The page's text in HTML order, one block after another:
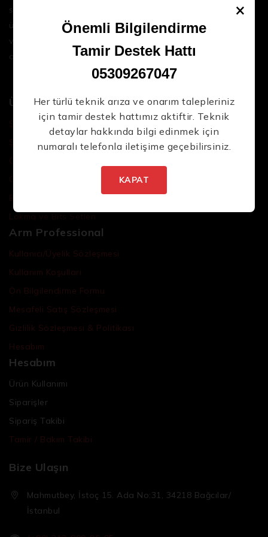
sektördeki en son teknolojileri ve yüksek kaliteli
ürünleri bir araya getirerek iş süreçlerinizi daha
verimli ve sorunsuz hale getirmenize yardımcı
oluyoruz.
Ürünler
Şarjlı El Aletleri
Şarjlı Led Lambalar
Özel Tasarım El Aletleri
Cırcır Kolları
Batarya ve Adaptörler
Lokma ve Bits Setleri
Arm Professional
Kullanıcı/Üyelik Sözleşmesi
Kullanım Koşulları
Ön Bilgilendirme Formu
Mesafeli Satış Sözleşmesi
Gizlilik Sözleşmesi & Politikası
Hesabım
Hesabım
Ürün Kullanımı
Siparişler
Sipariş Takibi
Tamir / Bakım Takibi
Bize Ulaşın
Mahmutbey, İstoç 15. Ada No:31, 34218 Bağcılar/
İstanbul
×
Önemli Bilgilendirme
Tamir Destek Hattı
05309267047
Her türlü teknik arıza ve onarım talepleriniz
için tamir destek hattımız aktiftir. Teknik
detaylar hakkında bilgi edinmek için
numaralı telefonla iletişime geçebilirsiniz.
KAPAT